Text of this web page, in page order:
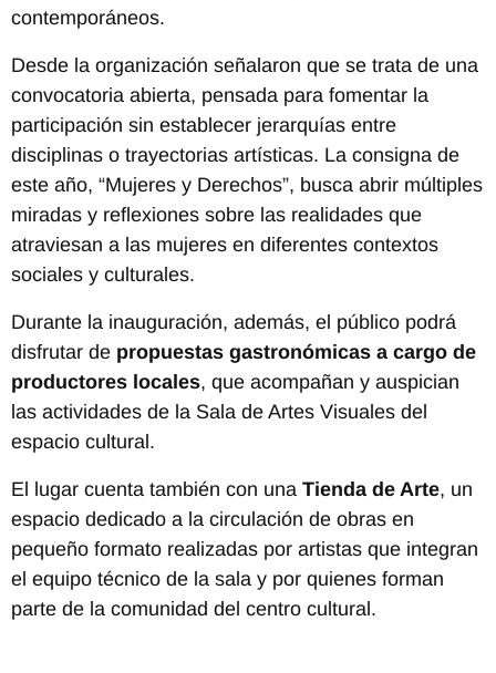
contemporáneos.
Desde la organización señalaron que se trata de una
convocatoria abierta, pensada para fomentar la
participación sin establecer jerarquías entre
disciplinas o trayectorias artísticas. La consigna de
este año, “Mujeres y Derechos”, busca abrir múltiples
miradas y reflexiones sobre las realidades que
atraviesan a las mujeres en diferentes contextos
sociales y culturales.
Durante la inauguración, además, el público podrá
disfrutar de propuestas gastronómicas a cargo de
productores locales, que acompañan y auspician
las actividades de la Sala de Artes Visuales del
espacio cultural.
El lugar cuenta también con una Tienda de Arte, un
espacio dedicado a la circulación de obras en
pequeño formato realizadas por artistas que integran
el equipo técnico de la sala y por quienes forman
parte de la comunidad del centro cultural.